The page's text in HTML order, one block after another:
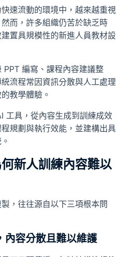
Back
速流動的環境中，越來越重視
而，許多組織仍苦於缺乏時
置具規模性的新進人員教材設
編寫、課程內容建議整
流程常因資訊分散與人工處理
教學體驗。
工具，從內容生成到訓練成效
規劃與執行效能，並建構出具
新人訓練內容難以
，往往源自以下三項根本問
內容分散且難以維護